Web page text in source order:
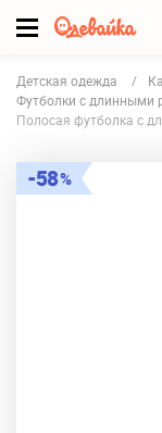
Детская одежда
Футболки с длинными
Полосая футболка с
58